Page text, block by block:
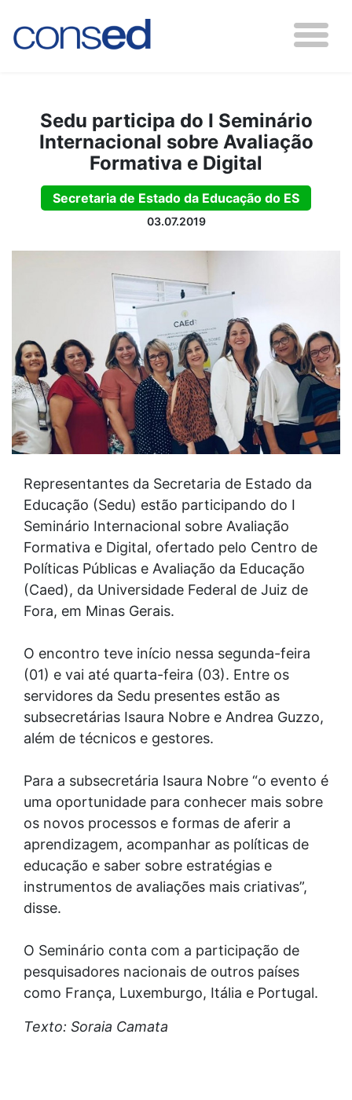
Sedu participa do I Seminário
Internacional sobre Avaliação
Formativa e Digital
Secretaria de Estado da Educação do ES
03.07.2019
Representantes da Secretaria de Estado da
Educação (Sedu) estão participando do I
Seminário Internacional sobre Avaliação
Formativa e Digital, ofertado pelo Centro de
Políticas Públicas e Avaliação da Educação
(Caed), da Universidade Federal de Juiz de
Fora, em Minas Gerais.
O encontro teve início nessa segunda-feira
(01) e vai até quarta-feira (03). Entre os
servidores da Sedu presentes estão as
subsecretárias Isaura Nobre e Andrea Guzzo,
além de técnicos e gestores.
Para a subsecretária Isaura Nobre “o evento é
uma oportunidade para conhecer mais sobre
os novos processos e formas de aferir a
aprendizagem, acompanhar as políticas de
educação e saber sobre estratégias e
instrumentos de avaliações mais criativas”,
disse.
O Seminário conta com a participação de
pesquisadores nacionais de outros países
como França, Luxemburgo, Itália e Portugal.
Texto: Soraia Camata